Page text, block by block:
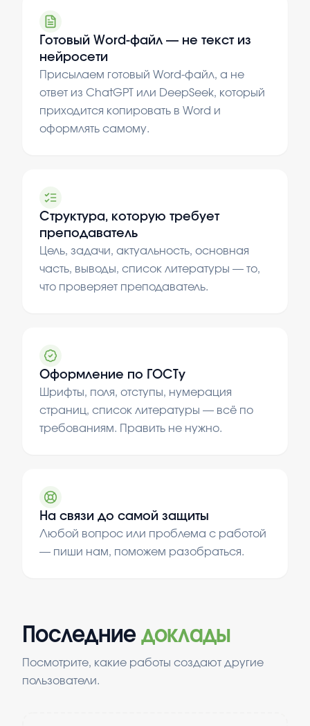
Готовый Word-файл — не текст из
нейросети
Присылаем готовый Word-файл, а не
ответ из ChatGPT или DeepSeek, который
приходится копировать в Word и
оформлять самому.
Структура, которую требует
преподаватель
Цель, задачи, актуальность, основная
часть, выводы, список литературы — то,
что проверяет преподаватель.
Оформление по ГОСТу
Шрифты, поля, отступы, нумерация
страниц, список литературы — всё по
требованиям. Править не нужно.
На связи до самой защиты
Любой вопрос или проблема с работой
— пиши нам, поможем разобраться.
Последние доклады
Посмотрите, какие работы создают другие
пользователи.